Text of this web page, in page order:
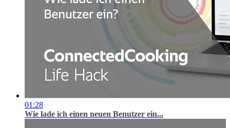
01:28
Wie lade ich einen neuen Benutzer ein...